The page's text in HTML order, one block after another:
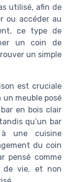
utilisé, afin de
ou accéder au
ce type de
un coin de
un simple
est cruciale
un meuble posé
en bois clair
qu’un bar
une cuisine
du coin
pensé comme
de vie, et non